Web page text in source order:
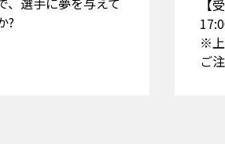
?
【
※上
ご